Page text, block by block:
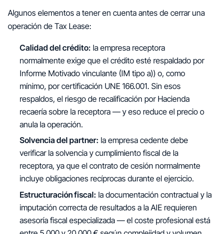
Algunos elementos a tener en cuenta antes de cerrar una
operación de Tax Lease:
Calidad del crédito: la empresa receptora
normalmente exige que el crédito esté respaldado por
Informe Motivado vinculante (IM tipo a)) o, como
mínimo, por certificación UNE 166.001. Sin esos
respaldos, el riesgo de recalificación por Hacienda
recaería sobre la receptora — y eso reduce el precio o
anula la operación.
Solvencia del partner: la empresa cedente debe
verificar la solvencia y cumplimiento fiscal de la
receptora, ya que el contrato de cesión normalmente
incluye obligaciones recíprocas durante el ejercicio.
Estructuración fiscal: la documentación contractual y la
imputación correcta de resultados a la AIE requieren
asesoría fiscal especializada — el coste profesional está